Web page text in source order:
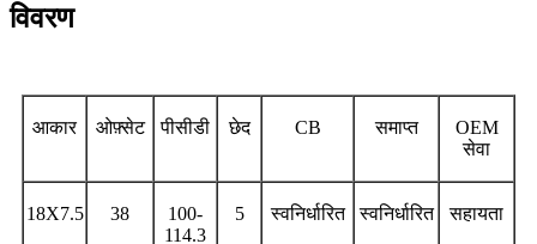
विवरण
आकार ओफ़्सेट पीसीडी छेद CB समाप्त
OEM
सेवा
18X7.5 38
100-
114.3
5 स्वनिर्धारित स्वनिर्धारित सहायता